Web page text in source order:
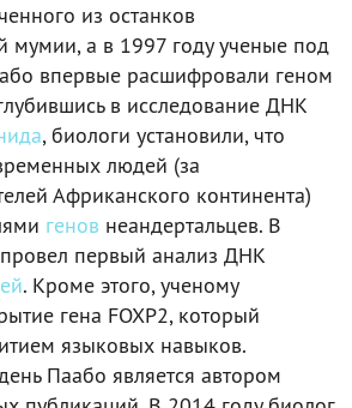
из останков
мумии, а в 1997 году ученые под
впервые расшифровали геном
в исследование ДНК
, биологи установили, что
людей (за
Африканского континента)
генов неандертальцев. В
первый анализ ДНК
. Кроме этого, ученому
гена FOXP2, который
языковых навыков.
Паабо является автором